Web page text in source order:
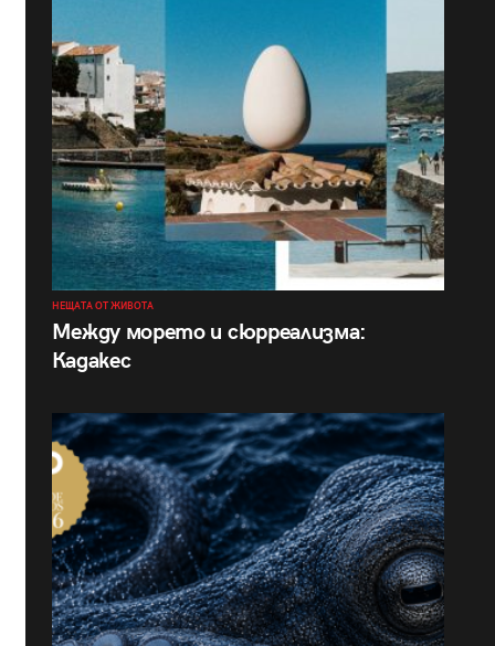
НЕЩАТА ОТ ЖИВОТА
Между морето и сюрреализма:
Кадакес